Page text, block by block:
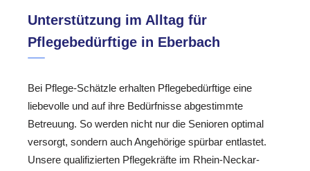
Unterstützung im Alltag für
Pflegebedürftige in Eberbach
Bei Pflege-Schätzle erhalten Pflegebedürftige eine
liebevolle und auf ihre Bedürfnisse abgestimmte
Betreuung. So werden nicht nur die Senioren optimal
versorgt, sondern auch Angehörige spürbar entlastet.
Unsere qualifizierten Pflegekräfte im Rhein-Neckar-